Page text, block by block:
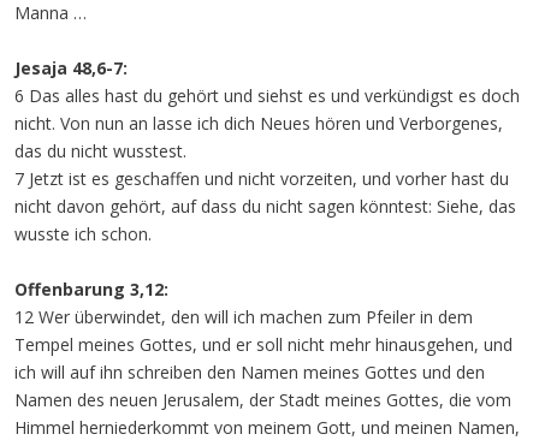
Manna …
Jesaja 48,6-7:
6 Das alles hast du gehört und siehst es und verkündigst es doch
nicht. Von nun an lasse ich dich Neues hören und Verborgenes,
das du nicht wusstest.
7 Jetzt ist es geschaffen und nicht vorzeiten, und vorher hast du
nicht davon gehört, auf dass du nicht sagen könntest: Siehe, das
wusste ich schon.
Offenbarung 3,12:
12 Wer überwindet, den will ich machen zum Pfeiler in dem
Tempel meines Gottes, und er soll nicht mehr hinausgehen, und
ich will auf ihn schreiben den Namen meines Gottes und den
Namen des neuen Jerusalem, der Stadt meines Gottes, die vom
Himmel herniederkommt von meinem Gott, und meinen Namen,